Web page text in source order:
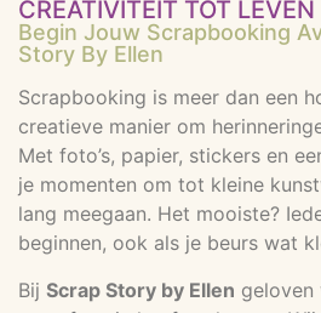
CREATIVITEIT TOT
Begin Jouw Scrapbooking
Story By Ellen
Scrapbooking is meer dan een
creatieve manier om
Met foto’s, papier, stickers en
je momenten om tot kleine
lang meegaan. Het mooiste?
beginnen, ook als je beurs wat
Bij Scrap Story by Ellen